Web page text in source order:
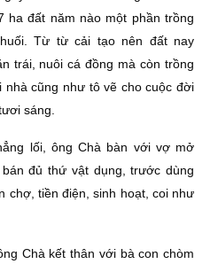
ha đất năm nào một phần trồng
Từ từ cải tạo nên đất nay
trái, nuôi cá đồng mà còn trồng
nhà cũng như tô vẽ cho cuộc đời
sáng.
lối, ông Chà bàn với vợ mở
đủ thứ vật dụng, trước dùng
chợ, tiền điện, sinh hoạt, coi như
Chà kết thân với bà con chòm